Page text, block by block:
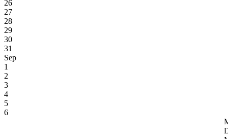
26
27
28
29
30
31
Sep
1
2
3
4
5
6